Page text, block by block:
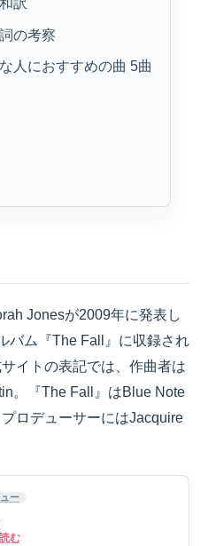
訳
の考察
人におすすめの曲 5曲
Jonesが2009年に発表し
バム『The Fall』に収録され
イトの表記では、作曲者は
。『The Fall』はBlue Note
ロデューサーにはJacquire
ー
む